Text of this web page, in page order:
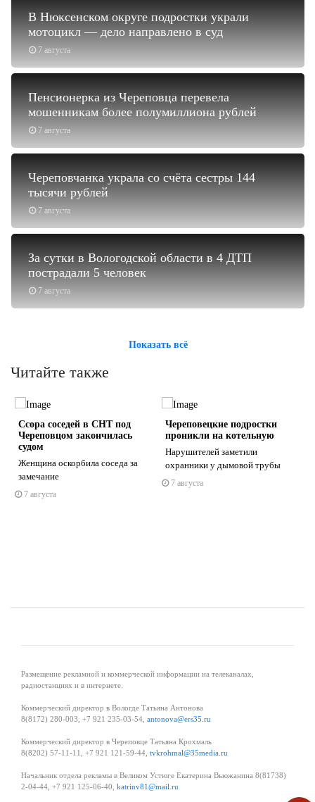
7 августа
В Нюксенском округе подростки украли
мотоцикл — дело направлено в суд
7 августа
Пенсионерка из Череповца перевела
мошенникам более полумиллиона рублей
7 августа
Череповчанка украла со счёта сестры 144
тысячи рублей
7 августа
За сутки в Вологодской области в 4 ДТП
пострадали 5 человек
Показать всё
Читайте также
Ссора соседей в СНТ под
Череповцом закончилась
судом
Женщина оскорбила соседа за
замечание
7 августа
Череповецкие подростки
проникли на котельную
Нарушителей заметили
охранники у дымовой трубы
7 августа
Размещение рекламной и коммерческой информации на телеканалах,
радиостанциях и в интернете.
Коммерческий директор в Вологде Татьяна Антонова
8(8172) 280-003, +7 921 235-03-54, antonova@ers35.ru
Коммерческий директор в Череповце Татьяна Крохмаль
8(8202) 57-11-11, +7 921 121-59-44, tvkrohmal@35media.ru
Начальник отдела рекламы в Великом Устюге Екатерина Вьюжанина 8(81738)
2-04-44, +7 921 125-06-40, katrinv81@mail.ru